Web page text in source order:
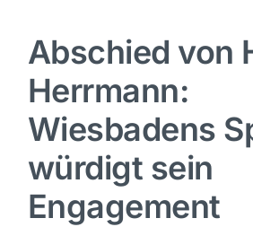
Politik
Wirtschaft
Sport
Abschied von
Herrmann:
Wiesbadens
würdigt sein
Engagement